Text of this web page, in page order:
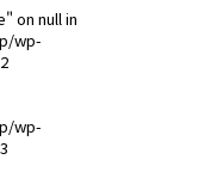
on null in
wp-
wp-